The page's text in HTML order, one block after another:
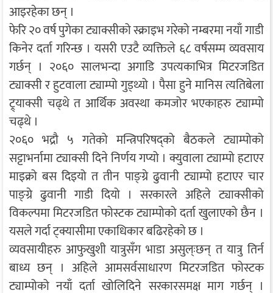
आइरहेका छन् ।
फेरि २० वर्ष पुगेका ट्याक्सीको स्क्राइभ गरेको नम्बरमा नयाँ गाडी
किनेर दर्ता गरिन्छ । यसरी एउटै व्यक्तिले ६८ वर्षसम्म व्यवसाय
गर्छन् । २०६० सालभन्दा अगाडि उपत्यकाभित्र मिटरजडित
ट्याक्सी र हुटवाला ट्याम्पो गुड्थ्यो । पैसा हुने मानिस त्यतिबेला
ट्र्याक्सी चढ्थे त आर्थिक अवस्था कमजोर भएकाहरु ट्याम्पो
चढ्थे ।
२०६० भद्रौ ५ गतेको मन्त्रिपरिषद्को बैठकले ट्याम्पोको
सट्टाभर्नामा ट्याक्सी दिने निर्णय गप्यो । क्युवाला ट्याम्पो हटाएर
माइक्रो बस दिइयो त तीन पाङ्ग्रे ढुवानी ट्याम्पो हटाएर चार
पाङ्ग्रे ढुवानी गाडी दियो । सरकारले अहिले ट्याक्सीको
विकल्पमा मिटरजडित फोस्टक ट्याम्पोको दर्ता खुलाएको छैन ।
यसले गर्दा ट्क्यासीमा एकाधिकार बढिरहेको छ ।
व्यवसायीहरु आफुखुशी यात्रुसँग भाडा असुल्ःछन् त यात्रु तिर्न
बाध्य छन् । अहिले आमसर्वसाधारण मिटरजडित फोस्टक
ट्याम्पोको नयाँ दर्ता खोलिदिने सरकारसमक्ष माग गर्छन् ।